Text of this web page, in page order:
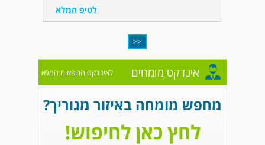
לטיפ המלא
<<
אינדקס מומחים לאינדקס הרופאים המלא
מחפש מומחה באיזור מגוריך?
לחץ כאן לחיפוש!